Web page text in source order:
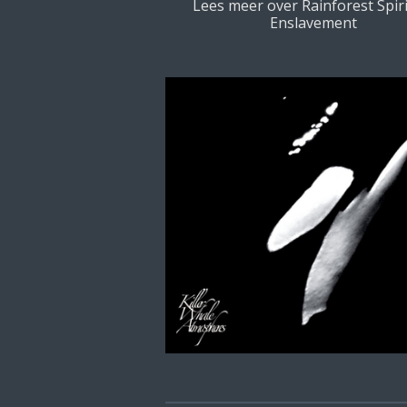
Lees meer over Rainforest
Enslavement